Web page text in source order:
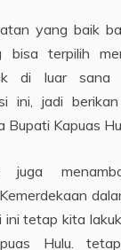
yang baik
bisa terpilih
di luar sana
ini, jadi
Bupati Kapuas
juga
ini tetap kita
Hulu.